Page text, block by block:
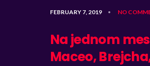
FEBRUARY 7, 2019 • NO
Na jednom
Maceo,